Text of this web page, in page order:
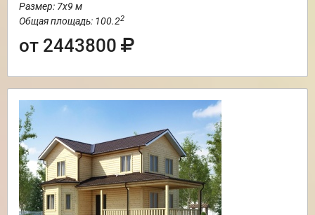
Размер: 7х9 м
Общая площадь: 100.22
от 2443800